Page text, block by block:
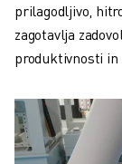
prilagodljivo,
zagotavlja
produktivnosti